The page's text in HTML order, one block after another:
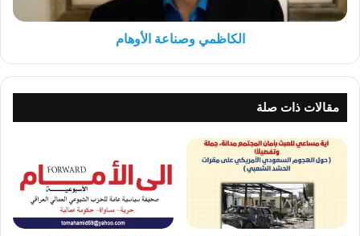
الكاظمي وصناعة الأوهام
مقالات ذات صلة